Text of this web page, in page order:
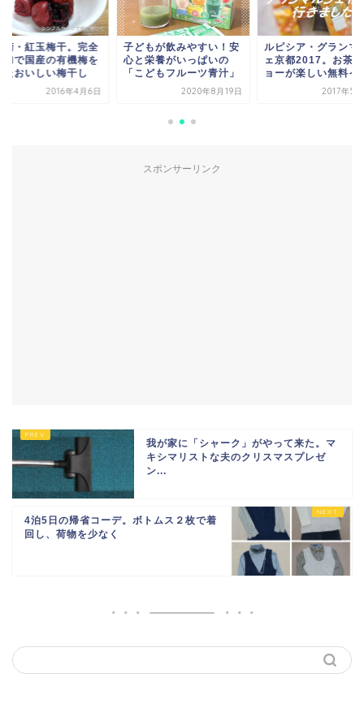
精・紅玉梅干。完全
加で国産の有機梅を
たおいしい梅干し
2016年4月6日
子どもが飲みやすい！安
心と栄養がいっぱいの
「こどもフルーツ青汁」
2020年8月19日
ルピシア・グランマ
ェ京都2017。お茶
ョーが楽しい無料イ
2017年5
スポンサーリンク
我が家に「シャーク」がやって来た。マ
キシマリストな夫のクリスマスプレゼ
ン...
4泊5日の帰省コーデ。ボトムス２枚で着
回し、荷物を少なく